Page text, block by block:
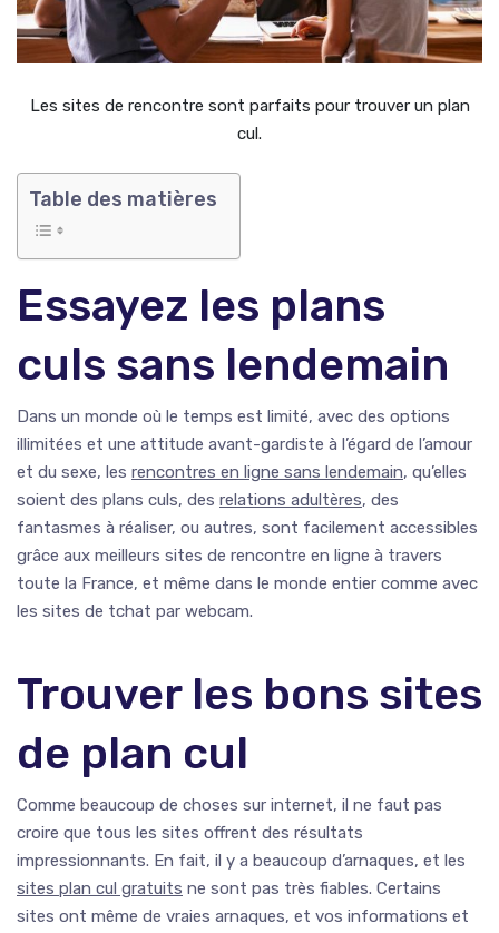
Les sites de rencontre sont parfaits pour trouver un plan
cul.
Table des matières
Essayez les plans
culs sans lendemain
Dans un monde où le temps est limité, avec des options
illimitées et une attitude avant-gardiste à l’égard de l’amour
et du sexe, les rencontres en ligne sans lendemain, qu’elles
soient des plans culs, des relations adultères, des
fantasmes à réaliser, ou autres, sont facilement accessibles
grâce aux meilleurs sites de rencontre en ligne à travers
toute la France, et même dans le monde entier comme avec
les sites de tchat par webcam.
Trouver les bons sites
de plan cul
Comme beaucoup de choses sur internet, il ne faut pas
croire que tous les sites offrent des résultats
impressionnants. En fait, il y a beaucoup d’arnaques, et les
sites plan cul gratuits ne sont pas très fiables. Certains
sites ont même de vraies arnaques, et vos informations et